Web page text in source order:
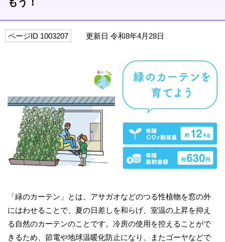
ページID 1003207 更新日 令和8年4月28日
「緑のカーテン」とは、アサガオなどのつる性植物を窓の外
にはわせることで、夏の日差しを和らげ、室温の上昇を抑え
る自然のカーテンのことです。冷房の使用を控えることがで
きるため、節電や地球温暖化防止になり、またゴーヤなどで